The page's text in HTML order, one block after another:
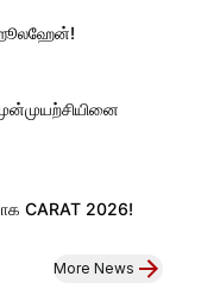
ஹூலஹேன்!
CARAT 2026!
More News